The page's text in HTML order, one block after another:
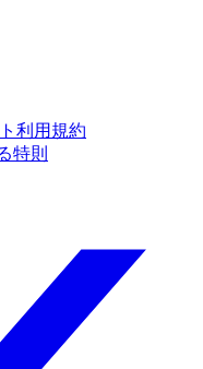
利用規約
特則